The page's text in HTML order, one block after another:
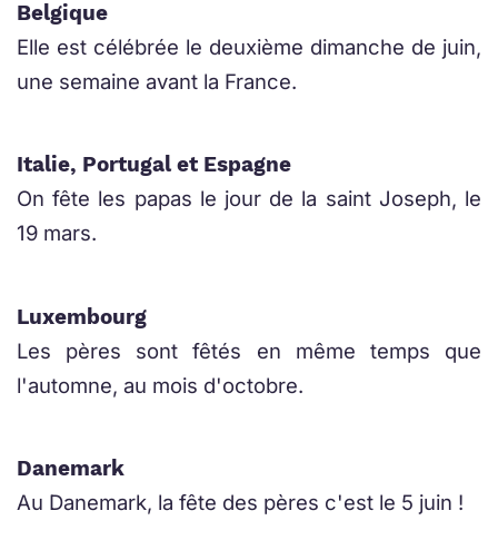
Belgique
Elle est célébrée le deuxième dimanche de juin,
une semaine avant la France.
Italie, Portugal et Espagne
On fête les papas le jour de la saint Joseph, le
19 mars.
Luxembourg
Les pères sont fêtés en même temps que
l'automne, au mois d'octobre.
Danemark
Au Danemark, la fête des pères c'est le 5 juin !